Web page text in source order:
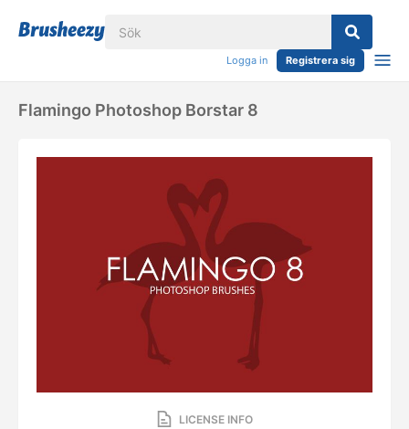
Logga in Registrera sig
Flamingo Photoshop Borstar 8
LICENSE INFO